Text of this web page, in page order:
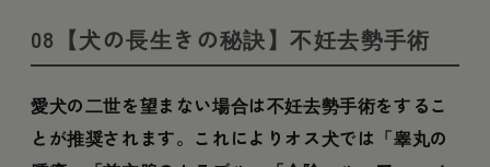
08【犬の長生きの秘訣】不妊去勢手術
愛犬の二世を望まない場合は不妊去勢手術をするこ
とが推奨されます。これによりオス犬では「睾丸の